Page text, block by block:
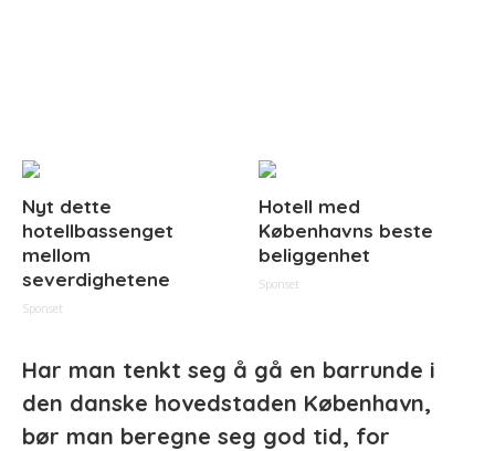
Nyt dette
hotellbassenget
mellom
severdighetene
Sponset
Hotell med
Københavns beste
beliggenhet
Sponset
Har man tenkt seg å gå en barrunde i
den danske hovedstaden København,
bør man beregne seg god tid, for